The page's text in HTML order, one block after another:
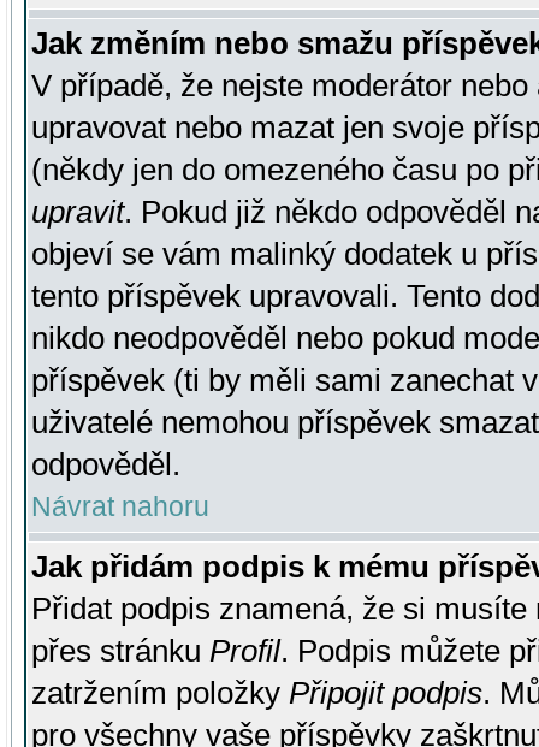
Jak změním nebo smažu
V případě, že nejste moderátor
upravovat nebo mazat jen svoje
(někdy jen do omezeného času po
upravit. Pokud již někdo odpověděl
objeví se vám malinký dodatek u
tento příspěvek upravovali. Tento
nikdo neodpověděl nebo pokud
příspěvek (ti by měli sami zanechat
uživatelé nemohou příspěvek
odpověděl.
Návrat nahoru
Jak přidám podpis k mému
Přidat podpis znamená, že si
přes stránku Profil. Podpis můžete
zatržením položky Připojit podpis.
pro všechny vaše příspěvky